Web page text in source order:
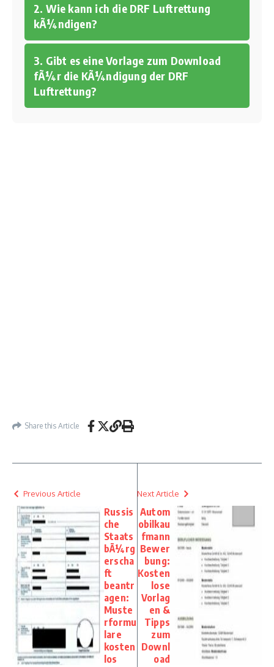
2. Wie kann ich die DRF Luftrettung
kÃ¼ndigen?
3. Gibt es eine Vorlage zum Download
fÃ¼r die KÃ¼ndigung der DRF
Luftrettung?
Share this Article
Previous Article
Russis
che
Staats
bÃ¼rg
erscha
ft
beantr
agen:
Muste
rformu
lare
kosten
los
Next Article
Autom
obilkau
fmann
Bewer
bung:
Kosten
lose
Vorlag
en &
Tipps
zum
Downl
oad